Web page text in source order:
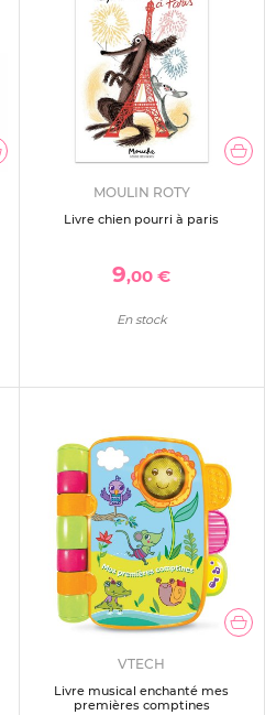
MOULIN ROTY
Livre chien pourri à paris
9,00 €
En stock
VTECH
Livre musical enchanté mes
premières comptines